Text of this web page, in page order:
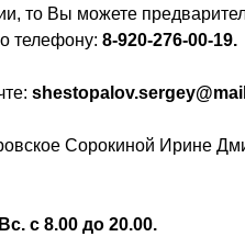
то Вы можете
телефону: 8-920-276-00-19.
Сорокиной Ирине
с 8.00 до 20.00.